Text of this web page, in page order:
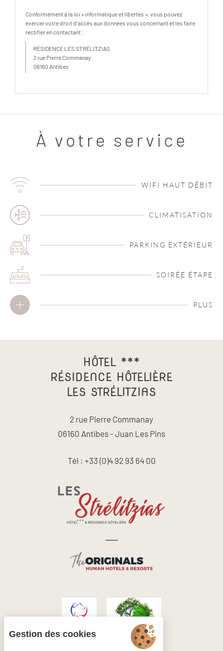
Conformément à la loi « informatique et libertés », vous pouvez
exercer votre droit d'accès aux données vous concernant et les faire
rectifier en contactant :
RÉSIDENCE LES STRÉLITZIAS
2 rue Pierre Commanay
06160 Antibes
À votre service
WIFI HAUT DÉBIT
CLIMATISATION
PARKING EXTÉRIEUR
SOIRÉE ÉTAPE
PLUS
HÔTEL ***
RÉSIDENCE HÔTELIÈRE
LES STRÉLITZIAS
2 rue Pierre Commanay
06160 Antibes - Juan Les Pins
Tél : +33 (0)4 92 93 64 00
Gestion des cookies